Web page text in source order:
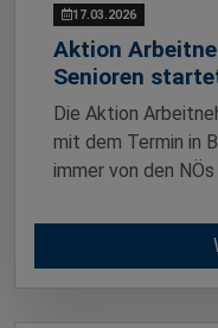
17.03.2026
Aktion
Senioren
Die Aktion
mit dem Termin in
immer von den